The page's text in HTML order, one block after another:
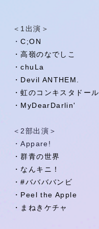
＜1出演＞
・C;ON
・高嶺のなでしこ
・chuLa
・Devil ANTHEM.
・虹のコンキスタドール
・MyDearDarlin'
＜2部出演＞
・Appare!
・群青の世界
・なんキニ！
・#ババババンビ
・Peel the Apple
・まねきケチャ